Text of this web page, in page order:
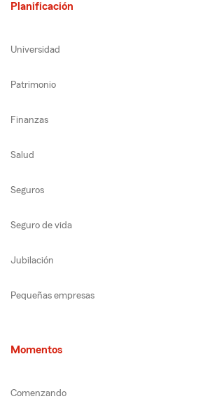
Planificación
Universidad
Patrimonio
Finanzas
Salud
Seguros
Seguro de vida
Jubilación
Pequeñas empresas
Momentos
Comenzando